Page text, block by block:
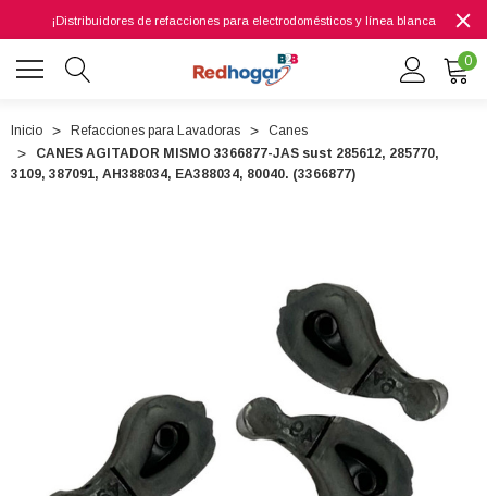
¡Distribuidores de refacciones para electrodomésticos y línea blanca
0
Inicio Refacciones para Lavadoras
Canes
CANES AGITADOR MISMO 3366877-JAS sust 285612, 285770,
3109, 387091, AH388034, EA388034, 80040. (3366877)
7614